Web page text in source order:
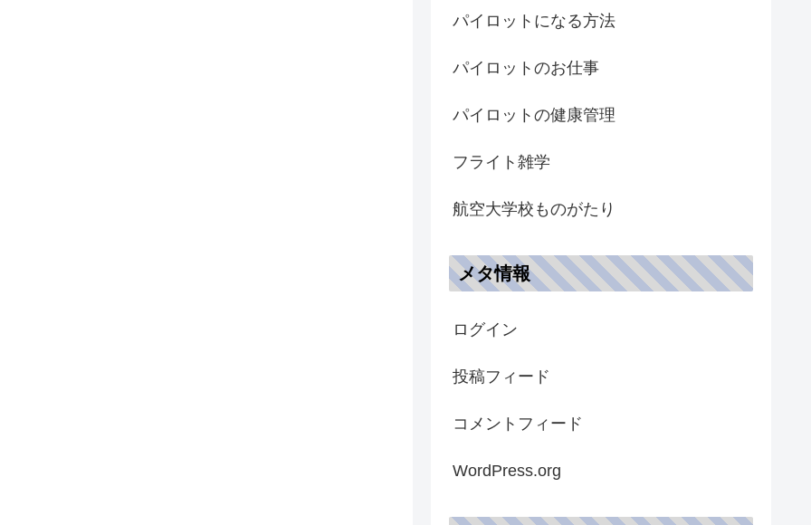
パイロットになる方法
パイロットのお仕事
パイロットの健康管理
フライト雑学
航空大学校ものがたり
メタ情報
ログイン
投稿フィード
コメントフィード
WordPress.org